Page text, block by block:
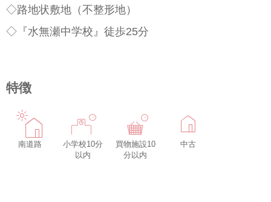
◇路地状敷地（不整形地）
◇『水無瀬中学校』徒歩25分
特徴
南道路
小学校10分
以内
買物施設10
分以内
中古